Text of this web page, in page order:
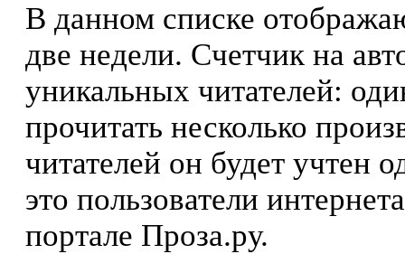
В данном списке
две недели. Счетчик на
уникальных читателей:
прочитать несколько
читателей он будет учтен
это пользователи
портале Проза.ру.